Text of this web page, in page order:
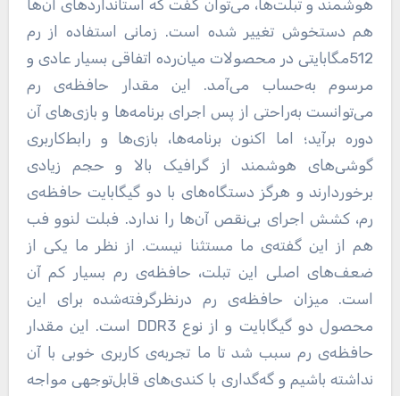
هوشمند و تبلت‌ها، می‌توان گفت که استانداردهای آن‌ها
هم دستخوش تغییر شده است. زمانی استفاده از رم
512مگابایتی در محصولات میان‌رده اتفاقی بسیار عادی و
مرسوم به‌حساب می‌آمد. این مقدار حافظه‌ی رم
می‌توانست به‌راحتی از پس اجرای برنامه‌ها و بازی‌های آن
دوره برآید؛ اما اکنون برنامه‌ها، بازی‌ها و رابط‌کاربری
گوشی‌های هوشمند از گرافیک بالا و حجم زیادی
برخوردارند و هرگز دستگاه‌های با دو گیگابایت حافظه‌ی
رم، کشش اجرای بی‌نقص آن‌ها را ندارد. فبلت لنوو فب
هم از این گفته‌ی ما مستثنا نیست. از نظر ما یکی از
ضعف‌های اصلی این تبلت، حافظه‌ی رم بسیار کم آن
است. میزان حافظه‌ی رم درنظرگرفته‌شده برای این
محصول دو گیگابایت و از نوع DDR3 است. این مقدار
حافظه‌ی رم سبب شد تا ما تجربه‌ی کاربری خوبی با آن
نداشته باشیم و گه‌گداری با کندی‌های قابل‌توجهی مواجه